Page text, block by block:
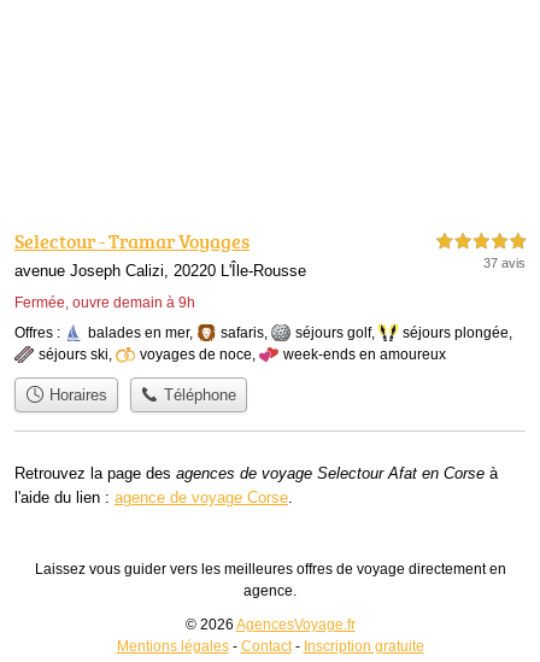
Selectour - Tramar Voyages
avenue Joseph Calizi, 20220 L'Île-Rousse
Fermée, ouvre demain à 9h
5,0 étoiles sur 5
37 avis
Offres : balades en mer, safaris, séjours golf, séjours plongée,
séjours ski, voyages de noce, week-ends en amoureux
Horaires Téléphone
Retrouvez la page des agences de voyage Selectour Afat en Corse à
l'aide du lien : agence de voyage Corse
Laissez vous guider vers les meilleures offres de voyage directement en
agence.
© 2026 AgencesVoyage.fr
Mentions légales- Contact- Inscription gratuite